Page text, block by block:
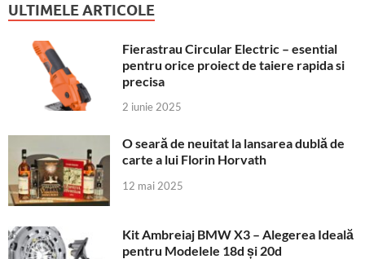
ULTIMELE ARTICOLE
Fierastrau Circular Electric – esential
pentru orice proiect de taiere rapida si
precisa
2 iunie 2025
O seară de neuitat la lansarea dublă de
carte a lui Florin Horvath
12 mai 2025
Kit Ambreiaj BMW X3 – Alegerea Ideală
pentru Modelele 18d și 20d